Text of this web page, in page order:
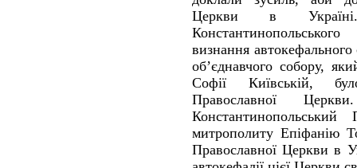
Церкви в
визнання
об’єднавчого собору,
Софії Київській,
Православної
митрополиту Епіфанію
Православної Церкви в